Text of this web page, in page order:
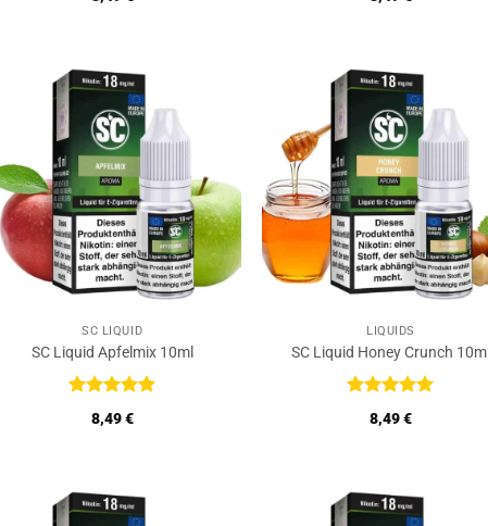
mit5von
mit5von
SC LIQUID
SC Liquid Apfelmix 10ml
Bewertet
mit5von
8,49€
LIQUIDS
SC Liquid Honey Crunch 10ml
Bewertet
mit5von
8,49€